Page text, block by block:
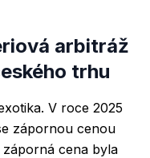
arbitráž
trhu
V roce 2025
zápornou cenou
záporná cena byla